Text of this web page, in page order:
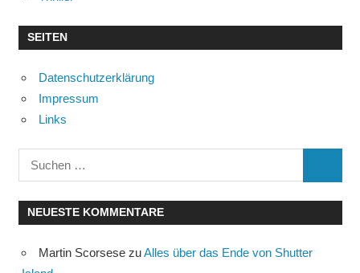
SEITEN
Datenschutzerklärung
Impressum
Links
Suchen
nach:
NEUESTE KOMMENTARE
Martin Scorsese zuAlles über das Ende von Shutter